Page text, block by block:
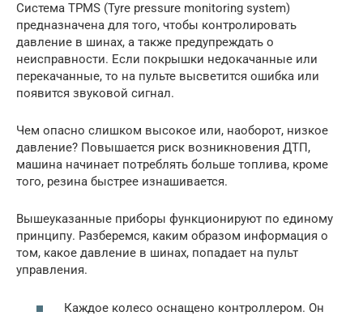
Система TPMS (Tyre pressure monitoring system)
предназначена для того, чтобы контролировать
давление в шинах, а также предупреждать о
неисправности. Если покрышки недокачанные или
перекачанные, то на пульте высветится ошибка или
появится звуковой сигнал.
Чем опасно слишком высокое или, наоборот, низкое
давление? Повышается риск возникновения ДТП,
машина начинает потреблять больше топлива, кроме
того, резина быстрее изнашивается.
Вышеуказанные приборы функционируют по единому
принципу. Разберемся, каким образом информация о
том, какое давление в шинах, попадает на пульт
управления.
Каждое колесо оснащено контроллером. Он